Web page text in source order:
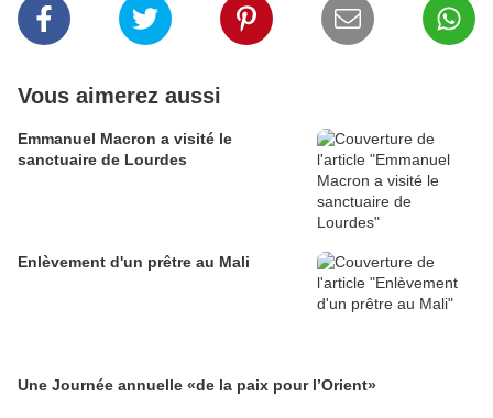
Vous aimerez aussi
Emmanuel Macron a visité le
sanctuaire de Lourdes
Enlèvement d'un prêtre au Mali
Une Journée annuelle «de la paix pour l’Orient»